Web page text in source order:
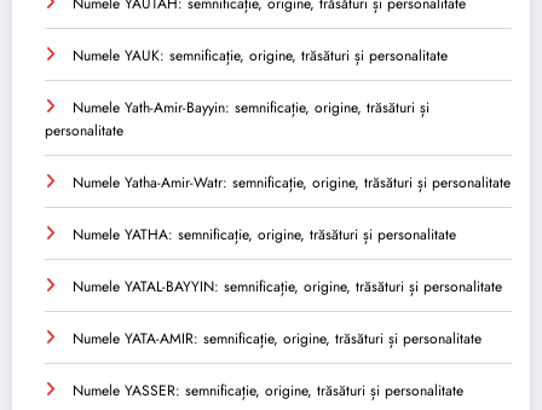
Numele YAUK: semnificație, origine, trăsături și personalitate
Numele Yath-Amir-Bayyin: semnificație, origine, trăsături și
personalitate
Numele Yatha-Amir-Watr: semnificație, origine, trăsături și personalitate
Numele YATHA: semnificație, origine, trăsături și personalitate
Numele YATAL-BAYYIN: semnificație, origine, trăsături și personalitate
Numele YATA-AMIR: semnificație, origine, trăsături și personalitate
Numele YASSER: semnificație, origine, trăsături și personalitate